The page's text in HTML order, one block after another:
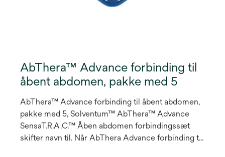
AbThera™ Advance forbinding til
åbent abdomen, pakke med 5
AbThera™ Advance forbinding til åbent abdomen,
pakke med 5, Solventum™ AbThera™ Advance
SensaT.R.A.C.™ Åben abdomen forbindingssæt
skifter navn til. Når AbThera Advance forbinding til